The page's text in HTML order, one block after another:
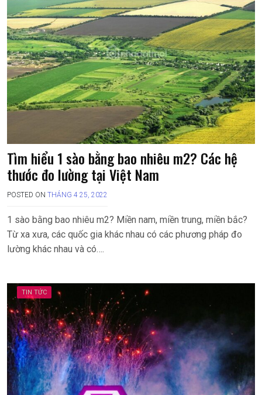
Tìm hiểu 1 sào bằng bao nhiêu m2? Các hệ
thước đo lường tại Việt Nam
POSTED ON THÁNG 4 25, 2022
1 sào bằng bao nhiêu m2? Miền nam, miền trung, miền bắc?
Từ xa xưa, các quốc gia khác nhau có các phương pháp đo
lường khác nhau và có….
TIN TỨC